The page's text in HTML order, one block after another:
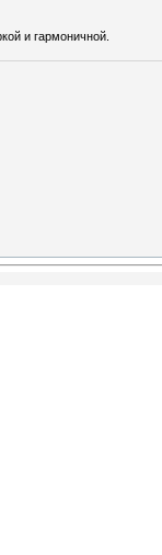
и гармоничной.